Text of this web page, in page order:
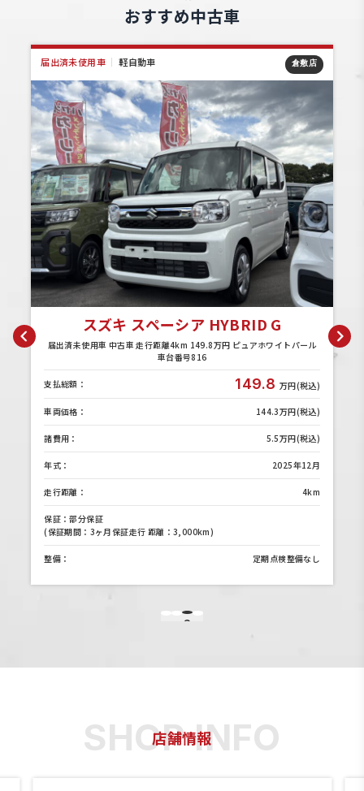
おすすめ中古車
届出済未使用車 ｜ 軽自動車 倉敷店
スズキ スペーシア HYBRID G
届出済未使用車 中古車 走行距離4km 149.8万円 ピュアホワイトパール
車台番号816
支払総額： 149.8 万円(税込)
車両価格： 144.3万円(税込)
諸費用： 5.5万円(税込)
年式： 2025年12月
走行距離： 4km
保証：部分保証
(保証期間：3ヶ月保証走行 距離：3,000km)
整備： 定期点検整備なし
3
店舗情報